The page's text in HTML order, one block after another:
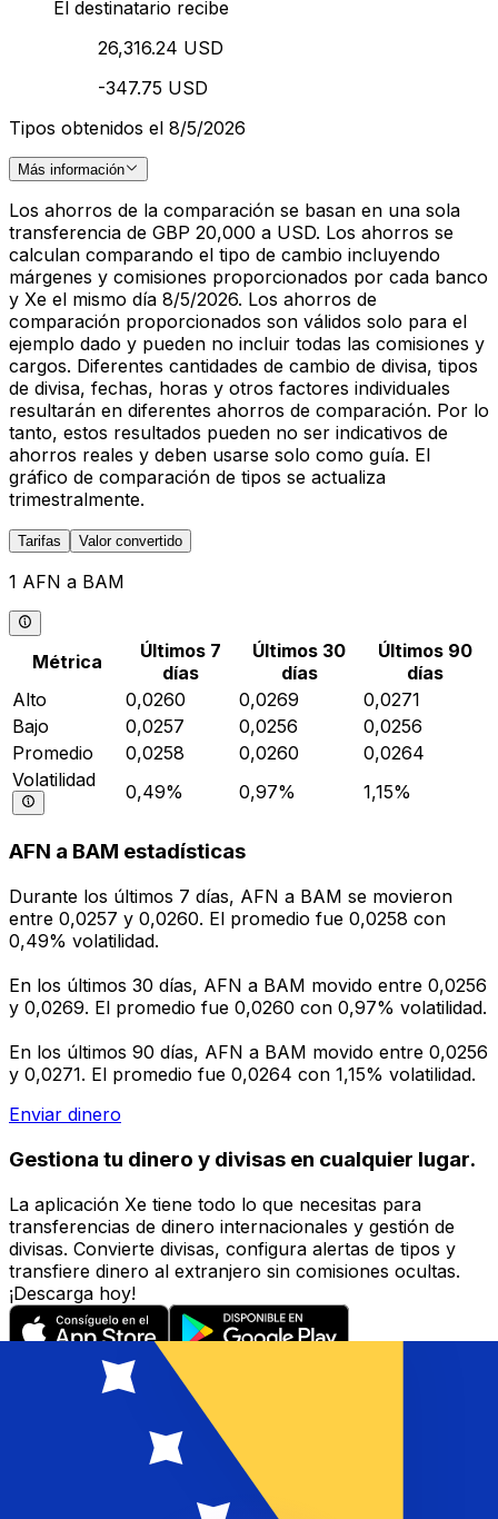
El destinatario recibe
26,316.24 USD
-347.75 USD
Tipos obtenidos el 8/5/2026
Más información
Los ahorros de la comparación se basan en una sola
transferencia de GBP 20,000 a USD. Los ahorros se
calculan comparando el tipo de cambio incluyendo
márgenes y comisiones proporcionados por cada banco
y Xe el mismo día 8/5/2026. Los ahorros de
comparación proporcionados son válidos solo para el
ejemplo dado y pueden no incluir todas las comisiones y
cargos. Diferentes cantidades de cambio de divisa, tipos
de divisa, fechas, horas y otros factores individuales
resultarán en diferentes ahorros de comparación. Por lo
tanto, estos resultados pueden no ser indicativos de
ahorros reales y deben usarse solo como guía. El
gráfico de comparación de tipos se actualiza
trimestralmente.
Tarifas Valor convertido
1 AFN a BAM
Métrica
Últimos 7
días
Últimos 30
días
Últimos 90
días
Alto
0,0260 0,0269
0,0271
Bajo
0,0257 0,0256
0,0256
Promedio
0,0258 0,0260
0,0264
Volatilidad
0,49% 0,97% 1,15%
AFN a BAM estadísticas
Durante los últimos 7 días, AFN a BAM se movieron
entre 0,0257 y 0,0260. El promedio fue 0,0258 con
0,49% volatilidad.
En los últimos 30 días, AFN a BAM movido entre 0,0256
y 0,0269. El promedio fue 0,0260 con 0,97% volatilidad.
En los últimos 90 días, AFN a BAM movido entre 0,0256
y 0,0271. El promedio fue 0,0264 con 1,15% volatilidad.
Enviar dinero
Gestiona tu dinero y divisas en cualquier lugar.
La aplicación Xe tiene todo lo que necesitas para
transferencias de dinero internacionales y gestión de
divisas. Convierte divisas, configura alertas de tipos y
transfiere dinero al extranjero sin comisiones ocultas.
¡Descarga hoy!